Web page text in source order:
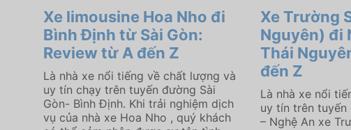
Xe limousine Hoa Nho đi
Bình Định từ Sài Gòn:
Review từ A đến Z
Là nhà xe nổi tiếng về chất lượng và
uy tín chạy trên tuyến đường Sài
Gòn- Bình Định. Khi trải nghiệm dịch
vụ của nhà xe Hoa Nho , quý khách
Xe Trường
Nguyên) đi
Thái
đến Z
Là nhà xe nổi
uy tín trên tuyến
– Nghệ An xe